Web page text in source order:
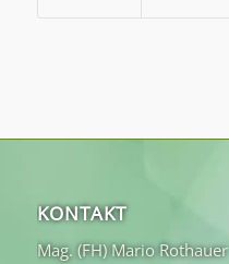
KONTAKT
Mag. (FH) Mario Rothauer